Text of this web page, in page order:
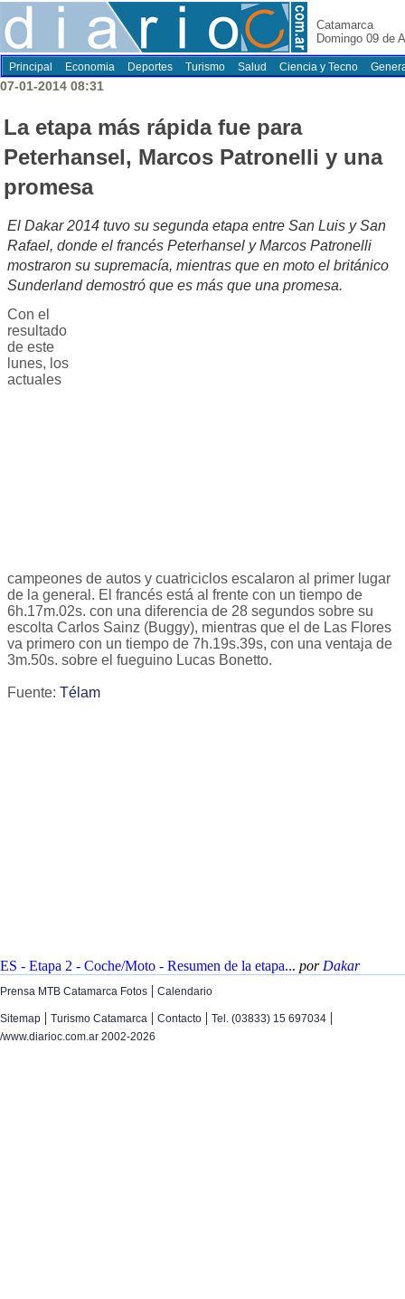
Catamarca
Domingo 09 de
Principal Economia Deportes Turismo Salud Ciencia y Tecno
07-01-2014 08:31
La etapa más rápida fue para
Peterhansel, Marcos Patronelli y una
promesa
El Dakar 2014 tuvo su segunda etapa entre San Luis y San
Rafael, donde el francés Peterhansel y Marcos Patronelli
mostraron su supremacía, mientras que en moto el británico
Sunderland demostró que es más que una promesa.
Con el
resultado
de este
lunes, los
actuales
campeones de autos y cuatriciclos escalaron al primer lugar
de la general. El francés está al frente con un tiempo de
6h.17m.02s. con una diferencia de 28 segundos sobre su
escolta Carlos Sainz (Buggy), mientras que el de Las Flores
va primero con un tiempo de 7h.19s.39s, con una ventaja de
3m.50s. sobre el fueguino Lucas Bonetto.
Fuente: Télam
ES - Etapa 2 - Coche/Moto - Resumen de la etapa... por Dakar
Prensa MTB Catamarca Fotos | Calendario
Sitemap | Turismo Catamarca | Contacto | Tel. (03833) 15 697034 |
/www.diarioc.com.ar 2002-2026